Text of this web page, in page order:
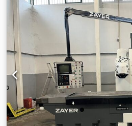
Uniforce - SHW UF - SHW
- UFZ5L - UFZ 5 L - MBM
Tekniske data: Langsgående
vandring: 400 mm Tverrgående
vandring: 250 mm Vertikal vandring
vandring: 400 mm Bordets
mm Verktøyfeste / spindelkonus:
spindelhastighet: 30–6300 o/min
10, 8 m/min Total motoreffekt: 6,5
Tekniske data, tilbehør og
veiledende – Tekniske data,
er ikke bindende.